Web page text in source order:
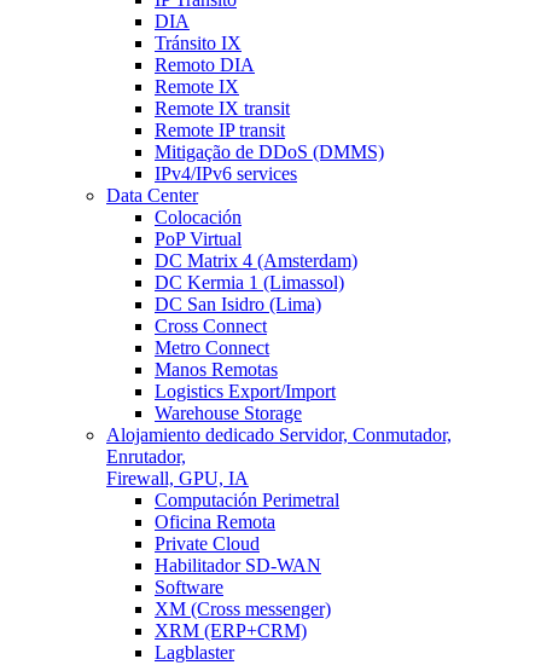
DIA
Tránsito IX
Remoto DIA
Remote IX
Remote IX transit
Remote IP transit
Mitigação de DDoS (DMMS)
IPv4/IPv6 services
Data Center
Colocación
PoP Virtual
DC Matrix 4 (Amsterdam)
DC Kermia 1 (Limassol)
DC San Isidro (Lima)
Cross Connect
Metro Connect
Manos Remotas
Logistics Export/Import
Warehouse Storage
Alojamiento dedicado Servidor, Conmutador,
Enrutador,
Firewall, GPU, IA
Computación Perimetral
Oficina Remota
Private Cloud
Habilitador SD-WAN
Software
XM (Cross messenger)
XRM (ERP+CRM)
Lagblaster